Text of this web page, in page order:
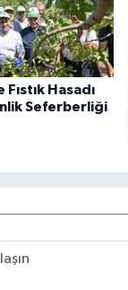
Hasadı
Seferberliği